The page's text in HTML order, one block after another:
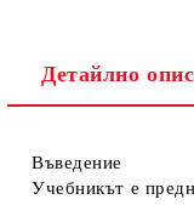
Детайлно
Въведение
Учебникът е